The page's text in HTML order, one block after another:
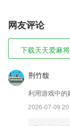
网友评论
下载天天爱麻
荆竹馥
利用游戏中的
2026-07-09